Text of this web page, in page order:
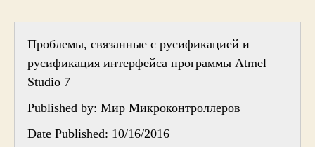
Проблемы, связанные с русификацией и
русификация интерфейса программы Atmel
Studio 7
Published by: Мир Микроконтроллеров
Date Published: 10/16/2016